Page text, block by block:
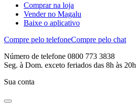
Comprar na loja
Vender no Magalu
Baixe o aplicativo
Compre pelo telefoneCompre pelo chat
Número de telefone 0800 773 3838
Seg. à Dom. exceto feriados das 8h às 20h
Sua conta